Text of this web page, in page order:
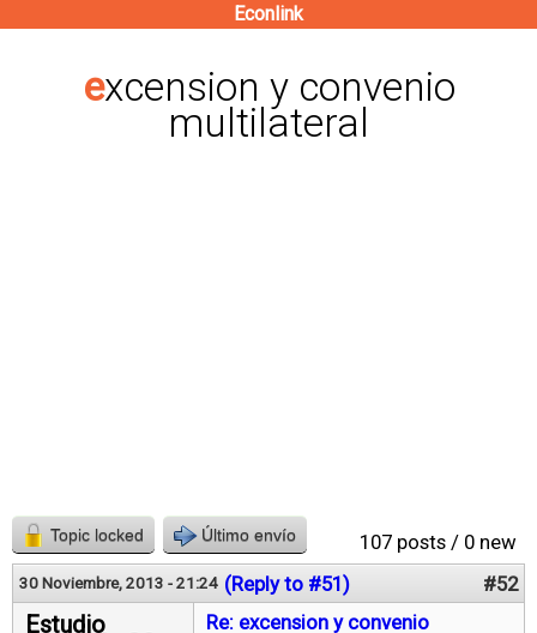
contenido
principal
Econlink
excension y convenio
multilateral
107 posts / 0 new
Topic locked Último envío
30 Noviembre, 2013 - 21:24 (Reply to #51) #52
Estudio
Re: excension y convenio